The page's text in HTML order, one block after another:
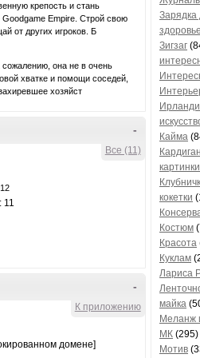
крепость и стань
Goodgame Empire. Строй свою
от других игроков. Б
она не в очень
хватке и помощи соседей,
хозяйст
-
Все (11)
11
-
К приложению
домене]
Зарядка
Зигзаг
Кайма
картинки
кокетки
Костюм
Красота
Куклам
Лариса
майка
Меланж
МК (295)
Мотив